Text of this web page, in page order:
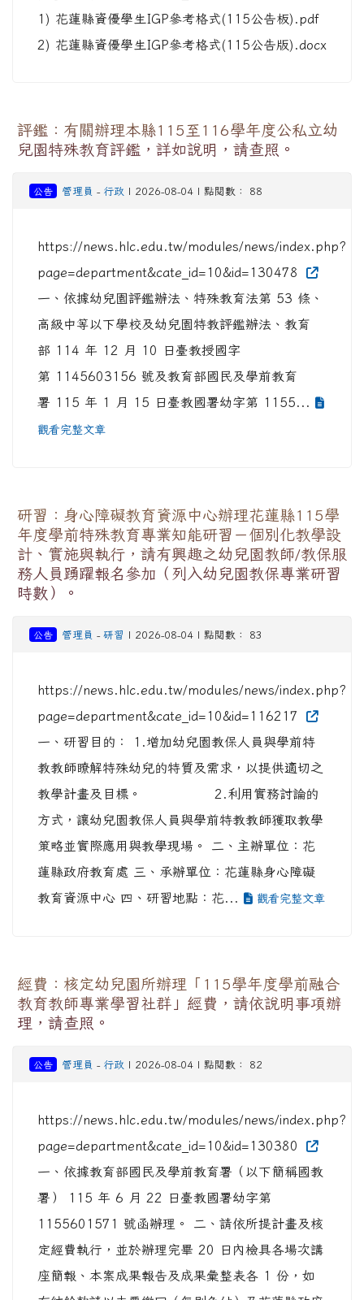
1) 花蓮縣資優學生IGP參考格式(115公告板).pdf
2) 花蓮縣資優學生IGP參考格式(115公告版).docx
評鑑：有關辦理本縣115至116學年度公私立幼
兒園特殊教育評鑑，詳如說明，請查照。
公告 管理員 - 行政 | 2026-08-04 | 點閱數： 88
https://news.hlc.edu.tw/modules/news/index.php?
page=department&cate_id=10&id=130478
一、依據幼兒園評鑑辦法、特殊教育法第 53 條、
高級中等以下學校及幼兒園特教評鑑辦法、教育
部 114 年 12 月 10 日臺教授國字
第 1145603156 號及教育部國民及學前教育
署 115 年 1 月 15 日臺教國署幼字第 1155...
觀看完整文章
研習：身心障礙教育資源中心辦理花蓮縣115學
年度學前特殊教育專業知能研習－個別化教學設
計、實施與執行，請有興趣之幼兒園教師/教保服
務人員踴躍報名參加（列入幼兒園教保專業研習
時數）。
公告 管理員 - 研習 | 2026-08-04 | 點閱數： 83
https://news.hlc.edu.tw/modules/news/index.php?
page=department&cate_id=10&id=116217
一、研習目的： 1.增加幼兒園教保人員與學前特
教教師瞭解特殊幼兒的特質及需求，以提供適切之
教學計畫及目標。 2.利用實務討論的
方式，讓幼兒園教保人員與學前特教教師獲取教學
策略並實際應用與教學現場。 二、主辦單位：花
蓮縣政府教育處 三、承辦單位：花蓮縣身心障礙
教育資源中心 四、研習地點：花...
觀看完整文章
經費：核定幼兒園所辦理「115學年度學前融合
教育教師專業學習社群」經費，請依說明事項辦
理，請查照。
公告 管理員 - 行政 | 2026-08-04 | 點閱數： 82
https://news.hlc.edu.tw/modules/news/index.php?
page=department&cate_id=10&id=130380
一、依據教育部國民及學前教育署（以下簡稱國教
署） 115 年 6 月 22 日臺教國署幼字第
1155601571 號函辦理。 二、請依所提計畫及核
定經費執行，並於辦理完畢 20 日內檢具各場次講
座簡報、本案成果報告及成果彙整表各 1 份，如